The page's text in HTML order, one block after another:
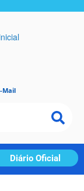
Mail
Diário Oficial